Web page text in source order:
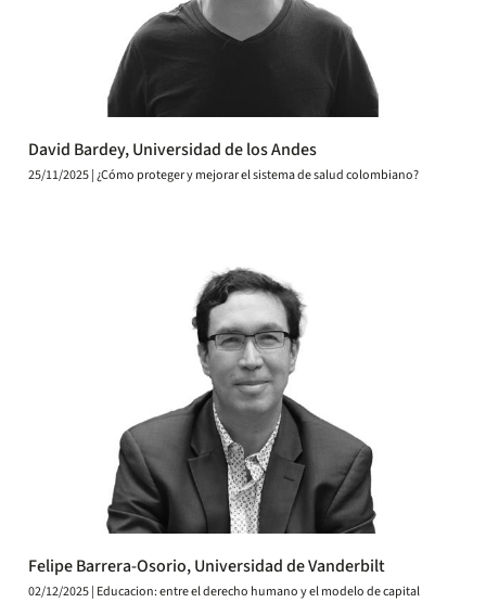
David Bardey, Universidad de los Andes
25/11/2025 | ¿Cómo proteger y mejorar el sistema de salud colombiano?
Felipe Barrera-Osorio, Universidad de Vanderbilt
02/12/2025 | Educacion: entre el derecho humano y el modelo de capital